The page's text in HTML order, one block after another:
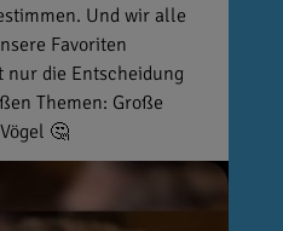
Und wir alle
Favoriten
nur die Entscheidung
Themen: Große
🤔